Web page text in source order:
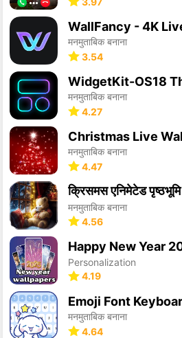
मनमुताबिक बनाना
3.54
मनमुताबिक बनाना
4.27
मनमुताबिक बनाना
4.47
क्रिसमस एनिमेटेड पृष्ठभूमि
मनमुताबिक बनाना
4.56
Personalization
4.19
मनमुताबिक बनाना
4.64